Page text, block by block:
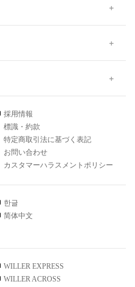
採用情報
標識・約款
特定商取引法に基づく表記
お問い合わせ
カスタマーハラスメントポリシー
한글
简体中文
WILLER EXPRESS
WILLER ACROSS